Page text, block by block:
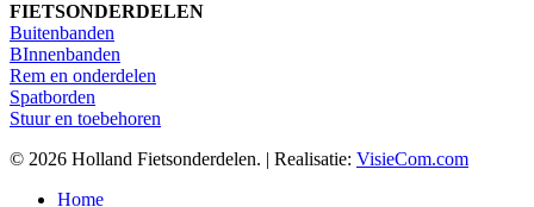
FIETSONDERDELEN
Buitenbanden
BInnenbanden
Rem en onderdelen
Spatborden
Stuur en toebehoren
© 2026 Holland Fietsonderdelen. | Realisatie: VisieCom.com
Close
Home